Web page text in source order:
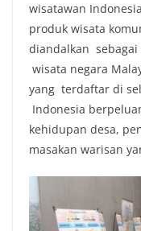
wisatawan
produk wisata
diandalkan
wisata negara
yang terdaftar di
Indonesia
kehidupan desa,
masakan warisan